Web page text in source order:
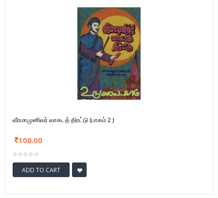
வீரமாமுனிவர் வாகடத் திரட்டு (பாகம் 2 )
100.00
ADD TO CART